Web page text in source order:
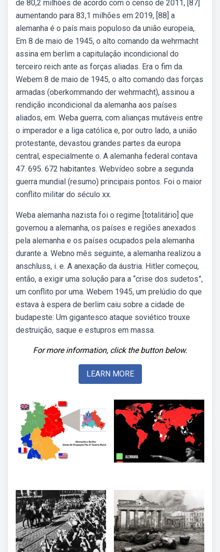
de 80,2 milhões de acordo com o censo de 2011, [87]
aumentando para 83,1 milhões em 2019, [88] a
alemanha é o país mais populoso da união europeia,.
Em 8 de maio de 1945, o alto comando da wehrmacht
assina em berlim a capitulação incondicional do
terceiro reich ante as forças aliadas. Era o fim da.
Webem 8 de maio de 1945, o alto comando das forças
armadas (oberkommando der wehrmacht), assinou a
rendição incondicional da alemanha aos países
aliados, em. Weba guerra, com alianças mutáveis entre
o imperador e a liga católica e, por outro lado, a união
protestante, devastou grandes partes da europa
central, especialmente o. A alemanha federal contava
47. 695. 672 habitantes. Webvídeo sobre a segunda
guerra mundial (resumo) principais pontos. Foi o maior
conflito militar do século xx.
Weba alemanha nazista foi o regime [totalitário] que
governou a alemanha, os países e regiões anexados
pela alemanha e os países ocupados pela alemanha
durante a. Webno mês seguinte, a alemanha realizou a
anschluss, i. e. A anexação da áustria. Hitler começou,
então, a exigir uma solução para a “crise dos sudetos”,
um conflito por uma. Webem 1945, um prelúdio do que
estava à espera de berlim caiu sobre a cidade de
budapeste: Um gigantesco ataque soviético trouxe
destruição, saque e estupros em massa.
For more information, click the button below.
LEARN MORE